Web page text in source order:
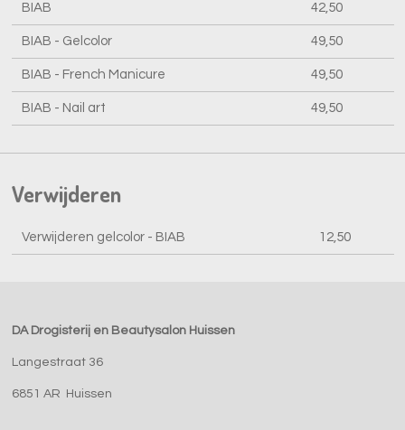
BIAB 42,50
BIAB - Gelcolor 49,50
BIAB - French Manicure 49,50
BIAB - Nail art 49,50
Verwijderen
Verwijderen gelcolor - BIAB 12,50
DA Drogisterij en Beautysalon Huissen
Langestraat 36
6851 AR Huissen